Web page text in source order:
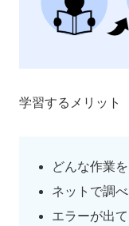
学習するメリット
どんな作業
ネットで調
エラーが出